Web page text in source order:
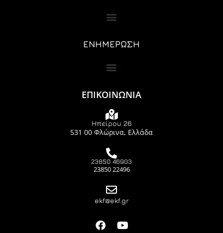
ΕΝΗΜΕΡΩΣΗ
ΕΠΙΚΟΙΝΩΝΙΑ
Ηπείρου 26
531 00 Φλώρινα, Ελλάδα
23850 46903
23850 22496
ekf@ekf.gr